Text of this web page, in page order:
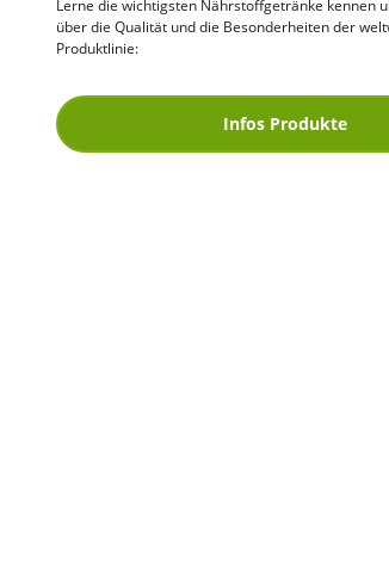
Lerne die wichtigsten Nährstoffgetränke kennen
über die Qualität und die Besonderheiten der
Produktlinie:
Infos Produkte